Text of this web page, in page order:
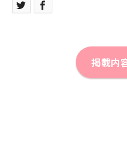
掲載内